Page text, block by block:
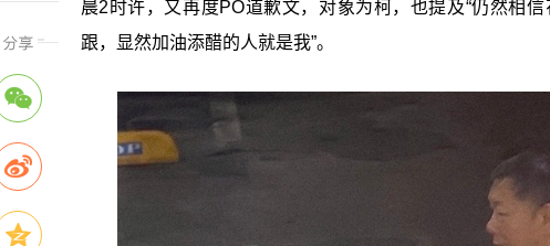
晨2时许，又再度PO道歉文，对象为柯，也提及“仍然相
跟，显然加油添醋的人就是我”。